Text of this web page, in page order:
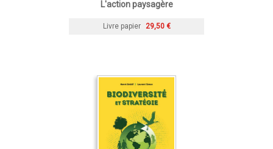
L'action paysagère
Livre papier 29,50 €